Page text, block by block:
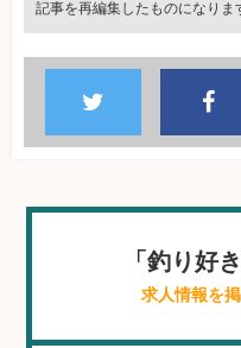
記事を再編集したものになりま
「釣り好
求人情報を